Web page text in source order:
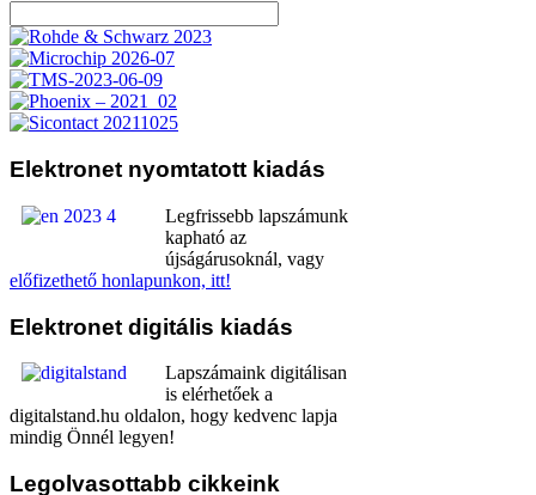
Elektronet nyomtatott kiadás
Legfrissebb lapszámunk
kapható az
újságárusoknál, vagy
előfizethető honlapunkon, itt!
Elektronet digitális kiadás
Lapszámaink digitálisan
is elérhetőek a
digitalstand.hu oldalon, hogy kedvenc lapja
mindig Önnél legyen!
Legolvasottabb cikkeink